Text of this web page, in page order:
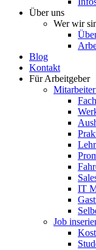
Über uns
Wer wir
Blog
Kontakt
Für Arbeitgeber
IT
Job